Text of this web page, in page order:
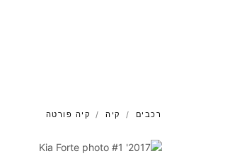
רכבים קיה קיה פורטה